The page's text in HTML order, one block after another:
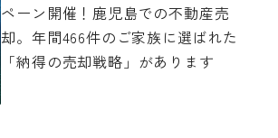
ペーン開催！鹿児島での不動産売
却。年間466件のご家族に選ばれた
「納得の売却戦略」があります